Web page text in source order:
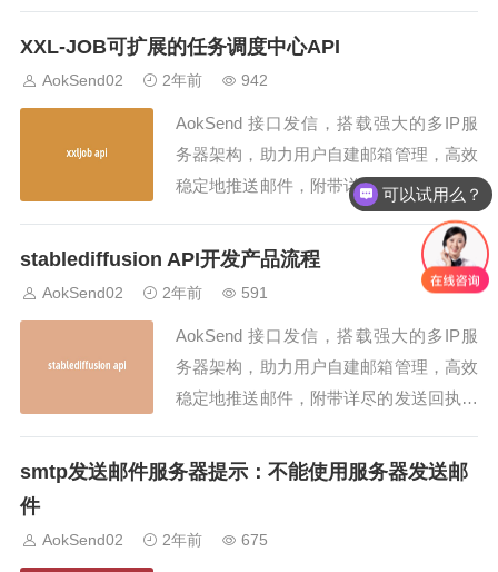
送的理想之选！在当前数字化时代，电子
ail Transfer...
XXL-JOB可扩展的任务调度中心API
AokSend02 2年前 942
AokSend 接口发信，搭载强大的多IP服
务器架构，助力用户自建邮箱管理，高效
稳定地推送邮件，附带详尽的发送回执，
同时支持SMTP/API发信，是企业邮件发
送的理想之选！本文将介绍XXL-JOB可
扩展的任务调度中心API，该API提供了
XL-JOB是一个开源的分...
stablediffusion API开发产品流程
AokSend02 2年前 591
AokSend 接口发信，搭载强大的多IP服
务器架构，助力用户自建邮箱管理，高效
稳定地推送邮件，附带详尽的发送回执，
送的理想之选！在数字化时代，数据传输
进和完善，为...
smtp发送邮件服务器提示：不能使用服务器发送邮
件
AokSend02 2年前 675
可以试用么？